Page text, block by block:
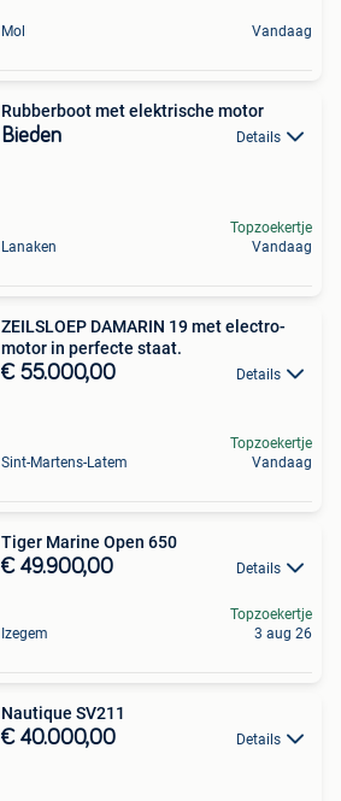
Mol Vandaag
Rubberboot met elektrische motor
Bieden Details
Lanaken
Topzoekertje
Vandaag
ZEILSLOEP DAMARIN 19 met electro-
motor in perfecte staat.
€ 55.000,00 Details
Sint-Martens-Latem
Topzoekertje
Vandaag
Tiger Marine Open 650
€ 49.900,00 Details
Izegem
Topzoekertje
3 aug 26
Nautique SV211
€ 40.000,00 Details